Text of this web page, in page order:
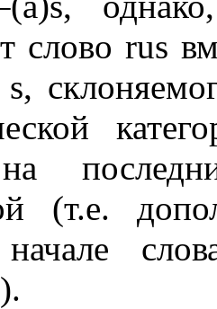
слово rus
s,
(т.е.
).